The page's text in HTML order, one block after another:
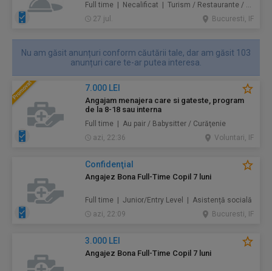
Full time | Necalificat | Turism / Restaurante / Hoteluri
27 jul.
Bucuresti, IF
Nu am găsit anunțuri conform căutării tale, dar am găsit 103
anunțuri care te-ar putea interesa.
7.000 LEI
Angajam menajera care si gateste, program
de la 8-18 sau interna
Full time | Au pair / Babysitter / Curăţenie
azi, 22:36
Voluntari, IF
Confidenţial
Angajez Bona Full-Time Copil 7 luni
Full time | Junior/Entry Level | Asistență socială
azi, 22:09
Bucuresti, IF
3.000 LEI
Angajez Bona Full-Time Copil 7 luni